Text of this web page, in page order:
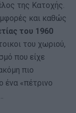
της Κατοχής.
και καθώς
του 1960
του χωριού,
που είχε
πιο
ένα «πέτρινο